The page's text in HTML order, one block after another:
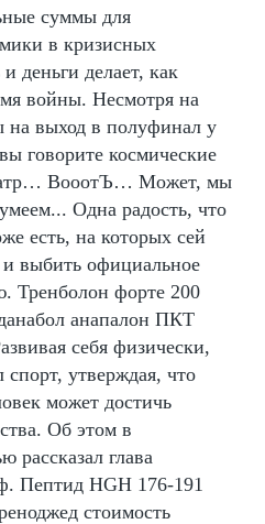
суммы для
в кризисных
деньги делает, как
войны. Несмотря на
на выход в полуфинал у
говорите космические
ВооотЪ… Может, мы
Одна радость, что
есть, на которых сей
выбить официальное
Тренболон форте 200
анапалон ПКТ
себя физически,
спорт, утверждая, что
может достичь
Об этом в
рассказал глава
Пептид HGH 176-191
стоимость